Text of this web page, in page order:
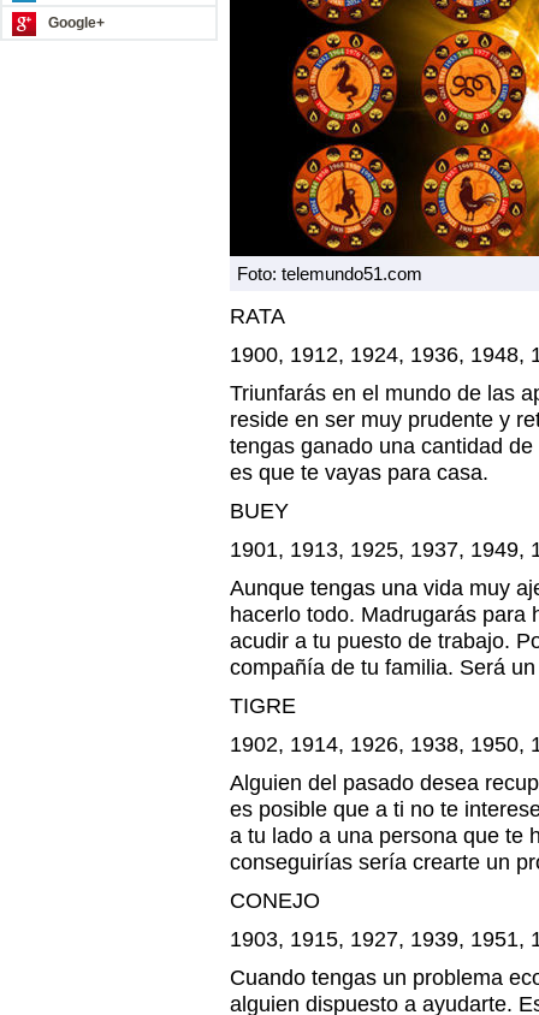
Google+
Foto: telemundo51.com
RATA
1900, 1912, 1924, 1936, 1948,
Triunfarás en el mundo de las
reside en ser muy prudente y
tengas ganado una cantidad
es que te vayas para casa.
BUEY
1901, 1913, 1925, 1937, 1949,
Aunque tengas una vida muy
hacerlo todo. Madrugarás para
acudir a tu puesto de trabajo.
compañía de tu familia. Será
TIGRE
1902, 1914, 1926, 1938, 1950,
Alguien del pasado desea
es posible que a ti no te
a tu lado a una persona que te
conseguirías sería crearte un
CONEJO
1903, 1915, 1927, 1939, 1951,
Cuando tengas un problema
alguien dispuesto a ayudarte.